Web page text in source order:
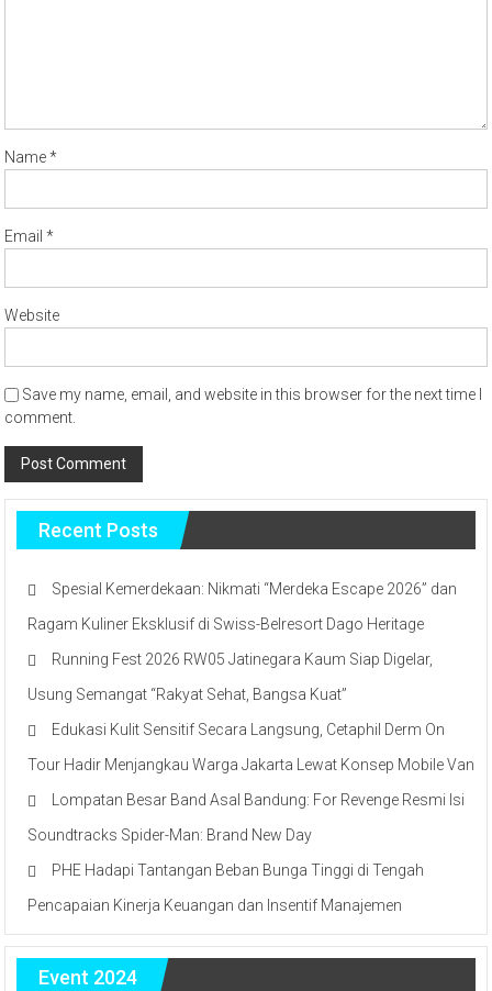
Name*
Email*
Website
Save my name, email, and website in this browser for the next time I
comment.
Recent Posts
Spesial Kemerdekaan: Nikmati “Merdeka Escape 2026” dan
Ragam Kuliner Eksklusif di Swiss-Belresort Dago Heritage
Running Fest 2026 RW05 Jatinegara Kaum Siap Digelar,
Usung Semangat “Rakyat Sehat, Bangsa Kuat”
Edukasi Kulit Sensitif Secara Langsung, Cetaphil Derm On
Tour Hadir Menjangkau Warga Jakarta Lewat Konsep Mobile Van
Lompatan Besar Band Asal Bandung: For Revenge Resmi Isi
Soundtracks Spider-Man: Brand New Day
PHE Hadapi Tantangan Beban Bunga Tinggi di Tengah
Pencapaian Kinerja Keuangan dan Insentif Manajemen
Event 2024